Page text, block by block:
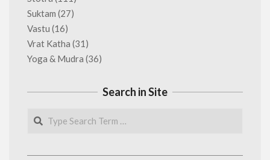
Suktam (27)
Vastu (16)
Vrat Katha (31)
Yoga & Mudra (36)
Search in Site
Search